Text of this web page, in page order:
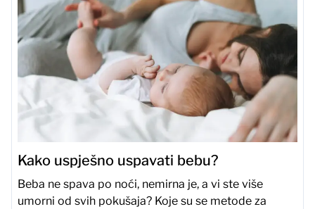
Kako uspješno uspavati bebu?
Beba ne spava po noći, nemirna je, a vi ste više
umorni od svih pokušaja? Koje su se metode za